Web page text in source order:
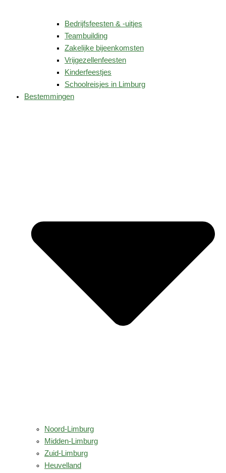
Bedrijfsfeesten & -uitjes
Teambuilding
Zakelijke bijeenkomsten
Vrijgezellenfeesten
Kinderfeestjes
Schoolreisjes in Limburg
Bestemmingen
Noord-Limburg
Midden-Limburg
Zuid-Limburg
Heuvelland